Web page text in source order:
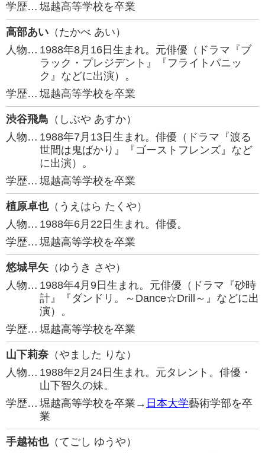
学歴… 堀越高等学校を卒業
高部あい （たかべ あい）
人物… 1988年8月16日生まれ。元俳優（ドラマ『ブ
ラック・プレジデント』『フライトパニッ
ク』などに出演）。
学歴… 堀越高等学校を卒業
渋谷飛鳥 （しぶや あすか）
人物… 1988年7月13日生まれ。俳優（ドラマ『渡る
世間は鬼ばかり』『ゴーストフレンズ』など
に出演）。
学歴… 堀越高等学校を卒業
植原卓也（うえはら たくや）
人物… 1988年6月22日生まれ。俳優。
学歴… 堀越高等学校を卒業
悠城早矢 （ゆうき さや）
人物… 1988年4月9日生まれ。元俳優（ドラマ『砂時
計』『ダンドリ。～Dance☆Drill～』などに出
演）。
学歴… 堀越高等学校を卒業
山下莉奈 （やました りな）
人物… 1988年2月24日生まれ。元タレント。俳優・
山下智久の妹。
学歴… 堀越高等学校を卒業→ 日本大学藝術学部を卒
業
手越祐也（てごし ゆうや）